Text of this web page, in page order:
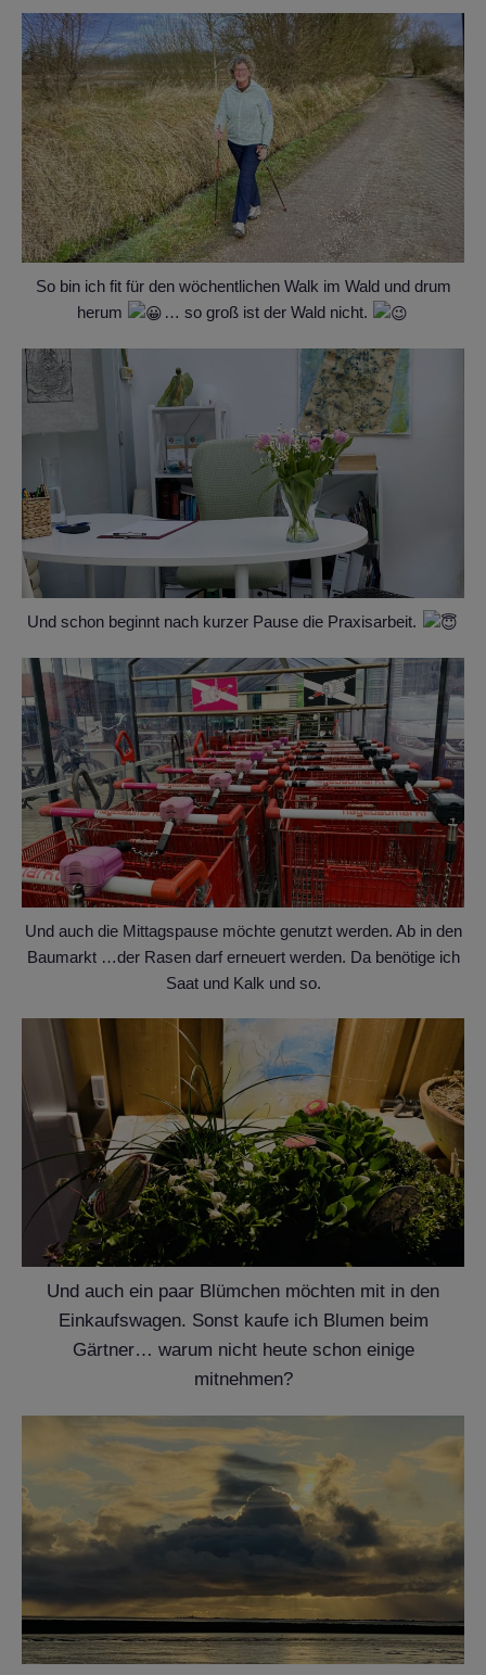
So bin ich fit für den wöchentlichen Walk im Wald und drum
herum
… so groß ist der Wald nicht.
Und schon beginnt nach kurzer Pause die Praxisarbeit.
Und auch die Mittagspause möchte genutzt werden. Ab in den
Baumarkt …der Rasen darf erneuert werden. Da benötige ich
Saat und Kalk und so.
Und auch ein paar Blümchen möchten mit in den
Einkaufswagen. Sonst kaufe ich Blumen beim
Gärtner… warum nicht heute schon einige
mitnehmen?